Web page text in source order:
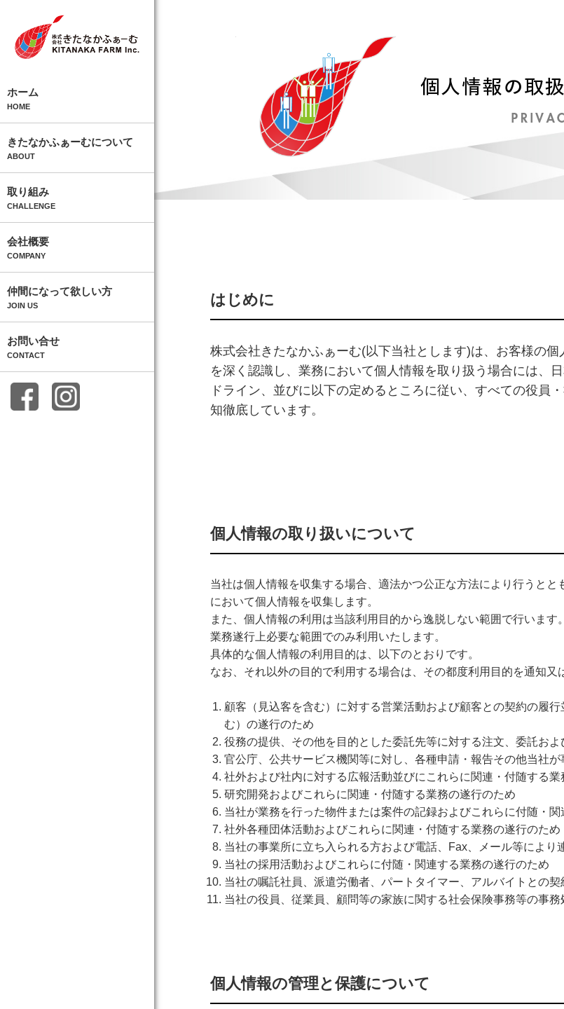
ホーム
HOME
きたなかふぁーむについて
ABOUT
取り組み
CHALLENGE
会社概要
COMPANY
仲間になって欲しい方
JOIN US
お問い合せ
CONTACT
はじめに
株式会社きたなかふぁーむ(以下当社とします)は、お客様の
を深く認識し、業務において個人情報を取り扱う場合には、
ドライン、並びに以下の定めるところに従い、すべての役員
知徹底しています。
個人情報の取り扱いについて
当社は個人情報を収集する場合、適法かつ公正な方法により行うと
において個人情報を収集します。
また、個人情報の利用は当該利用目的から逸脱しない範囲で行いま
業務遂行上必要な範囲でのみ利用いたします。
具体的な個人情報の利用目的は、以下のとおりです。
なお、それ以外の目的で利用する場合は、その都度利用目的を通知又
顧客（見込客を含む）に対する営業活動および顧客との契約の履
む）の遂行のため
役務の提供、その他を目的とした委託先等に対する注文、委託お
官公庁、公共サービス機関等に対し、各種申請・報告その他当社
社外および社内に対する広報活動並びにこれらに関連・付随する業
研究開発およびこれらに関連・付随する業務の遂行のため
当社が業務を行った物件または案件の記録およびこれらに付随・
社外各種団体活動およびこれらに関連・付随する業務の遂行のため
当社の事業所に立ち入られる方および電話、Fax、メール等によ
当社の採用活動およびこれらに付随・関連する業務の遂行のため
当社の嘱託社員、派遣労働者、パートタイマー、アルバイトとの
当社の役員、従業員、顧問等の家族に関する社会保険事務等の事
個人情報の管理と保護について